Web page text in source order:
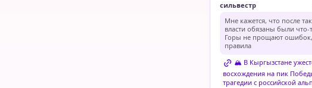
сильвестр
Мне кажется, что после
власти обязаны были что-
Горы не прощают
правила
🏔️ В Кыргызстане
восхождения на пик
трагедии с российской